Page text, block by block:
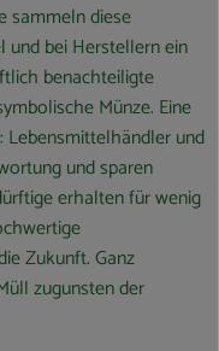
sammeln diese
und bei Herstellern ein
benachteiligte
Münze. Eine
Lebensmittelhändler und
und sparen
erhalten für wenig
Zukunft. Ganz
zugunsten der